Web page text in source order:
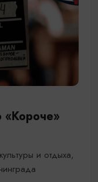
«Короче»
и отдыха,